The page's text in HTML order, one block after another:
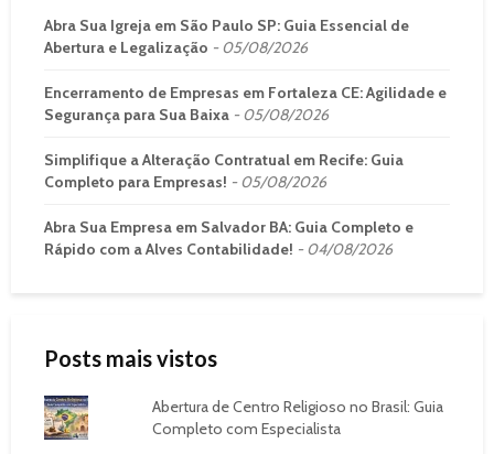
Abra Sua Igreja em São Paulo SP: Guia Essencial de
Abertura e Legalização
05/08/2026
Encerramento de Empresas em Fortaleza CE: Agilidade e
Segurança para Sua Baixa
05/08/2026
Simplifique a Alteração Contratual em Recife: Guia
Completo para Empresas!
05/08/2026
Abra Sua Empresa em Salvador BA: Guia Completo e
Rápido com a Alves Contabilidade!
04/08/2026
Posts mais vistos
Abertura de Centro Religioso no Brasil: Guia
Completo com Especialista